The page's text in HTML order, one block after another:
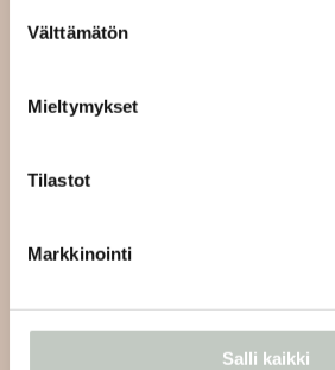
valinta
Välttämätön
Mieltymykset
Tilastot
Markkinointi
Salli kaikki
Lähetämme sinulle vastauksen
Vallila:+358 40
Herttoniemi: +358 40